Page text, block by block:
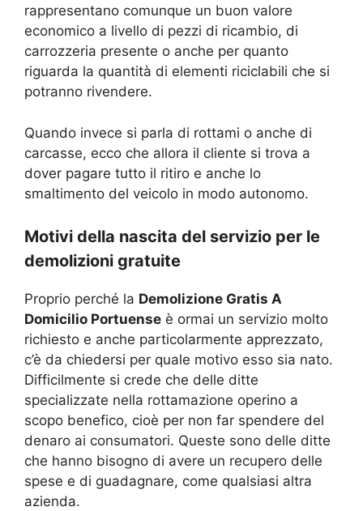
rappresentano comunque un buon valore
economico a livello di pezzi di ricambio, di
carrozzeria presente o anche per quanto
riguarda la quantità di elementi riciclabili che si
potranno rivendere.
Quando invece si parla di rottami o anche di
carcasse, ecco che allora il cliente si trova a
dover pagare tutto il ritiro e anche lo
smaltimento del veicolo in modo autonomo.
Motivi della nascita del servizio per le
demolizioni gratuite
Proprio perché la Demolizione Gratis A
Domicilio Portuense è ormai un servizio molto
richiesto e anche particolarmente apprezzato,
c’è da chiedersi per quale motivo esso sia nato.
Difficilmente si crede che delle ditte
specializzate nella rottamazione operino a
scopo benefico, cioè per non far spendere del
denaro ai consumatori. Queste sono delle ditte
che hanno bisogno di avere un recupero delle
spese e di guadagnare, come qualsiasi altra
azienda.